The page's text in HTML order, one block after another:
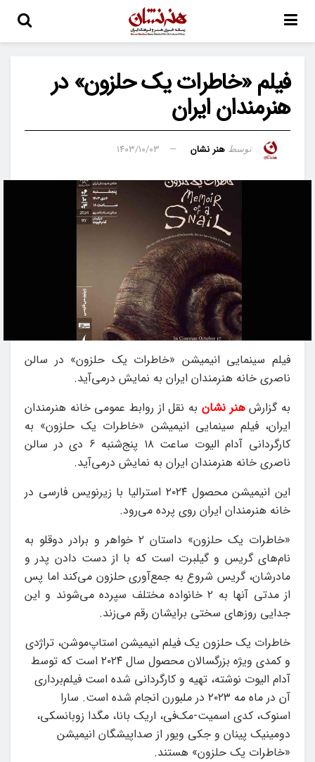
فیلم «خاطرات یک حلزون» در
هنرمندان ایران
توسط هنر نشان ۱۴۰۳/۱۰/۰۳
فیلم سینمایی انیمیشن «خاطرات یک حلزون» در سالن
ناصری خانه هنرمندان ایران به نمایش درمی‌آید.
به گزارشهنر نشان به نقل از روابط عمومی خانه هنرمندان
ایران، فیلم سینمایی انیمیشن «خاطرات یک حلزون»‏ به‌
کارگردانی آدام الیوت ساعت ۱۸ پنج‌شنبه ۶ دی در سالن
ناصری خانه هنرمندان ایران به نمایش درمی‌آید.
این انیمیشن محصول ۲۰۲۴ استرالیا با زیرنویس فارسی‌ در
خانه هنرمندان ایران روی پرده می‌رود.
«خاطرات یک حلزون»‏ داستان ۲ خواهر و برادر دوقلو به
نام‌های گریس و گیلبرت است که با از دست دادن پدر و
مادرشان، گریس شروع به جمع‌آوری حلزون می‌کند اما پس
از مدتی آنها به ۲ خانواده مختلف سپرده می‌شوند و این
جدایی روزهای سختی برایشان رقم می‌زند.
خاطرات یک حلزون یک فیلم انیمیشن استاپ‌موشن، تراژدی
و کمدی ویژه بزرگسالان محصول سال ۲۰۲۴ است که توسط
آدام الیوت نوشته، تهیه و کارگردانی شده است فیلم‌برداری
آن در ماه مه ۲۰۲۳ در ملبورن انجام شده است. سارا
اسنوک، کدی اسمیت-مک‌فی، اریک بانا، مگدا زوبانسکی،
دومینیک پینان و جکی ویور از صداپیشگان انیمیشن
«خاطرات یک حلزون»‏ هستند.